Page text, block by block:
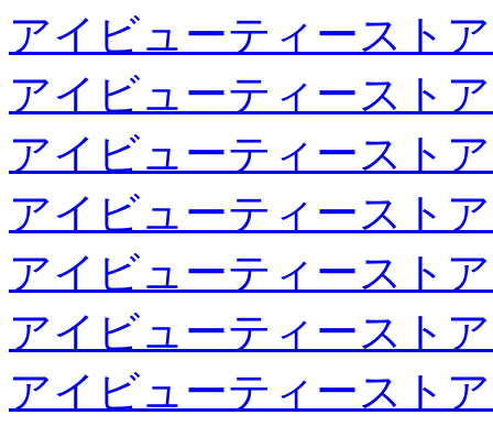
アイビューティースト
アイビューティースト
アイビューティースト
アイビューティースト
アイビューティースト
アイビューティースト
アイビューティースト